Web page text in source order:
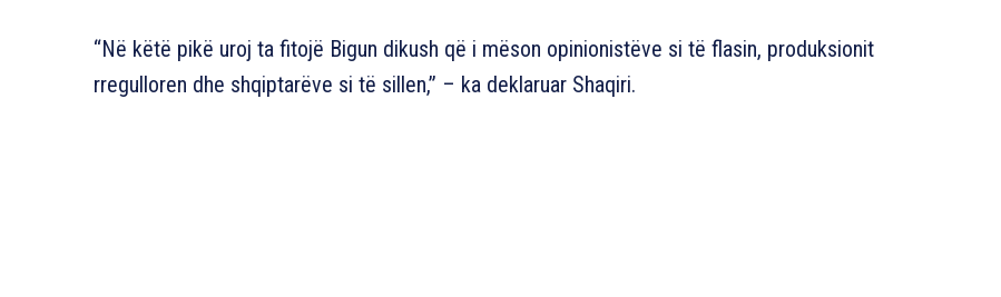
“Në këtë pikë uroj ta fitojë Bigun dikush që i mëson opinionistëve si të flasin, produksionit
rregulloren dhe shqiptarëve si të sillen,” – ka deklaruar Shaqiri.